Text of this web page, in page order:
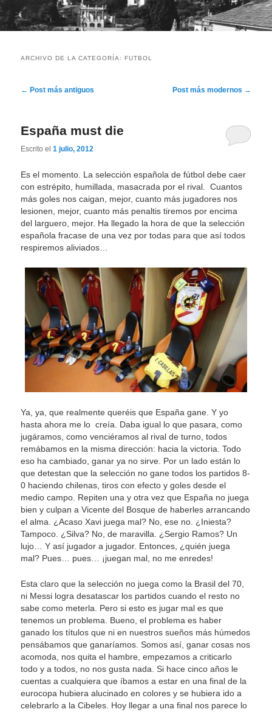
ARCHIVO DE LA CATEGORÍA: FUTBOL
Navegación
← Post más antiguos Post más modernos →
España must die
Escrito el1 julio, 2012
Es el momento. La selección española de fútbol debe caer
con estrépito, humillada, masacrada por el rival. Cuantos
más goles nos caigan, mejor, cuanto más jugadores nos
lesionen, mejor, cuanto más penaltis tiremos por encima
del larguero, mejor. Ha llegado la hora de que la selección
española fracase de una vez por todas para que así todos
respiremos aliviados…
Ya, ya, que realmente queréis que España gane. Y yo
hasta ahora me lo creía. Daba igual lo que pasara, como
jugáramos, como venciéramos al rival de turno, todos
remábamos en la misma dirección: hacia la victoria. Todo
eso ha cambiado, ganar ya no sirve. Por un lado están lo
que detestan que la selección no gane todos los partidos 8-
0 haciendo chilenas, tiros con efecto y goles desde el
medio campo. Repiten una y otra vez que España no juega
bien y culpan a Vicente del Bosque de haberles arrancando
el alma. ¿Acaso Xavi juega mal? No, ese no. ¿Iniesta?
Tampoco. ¿Silva? No, de maravilla. ¿Sergio Ramos? Un
lujo… Y así jugador a jugador. Entonces, ¿quién juega
mal? Pues… pues… ¡juegan mal, no me enredes!
Esta claro que la selección no juega como la Brasil del 70,
ni Messi logra desatascar los partidos cuando el resto no
sabe como meterla. Pero si esto es jugar mal es que
tenemos un problema. Bueno, el problema es haber
ganado los títulos que ni en nuestros sueños más húmedos
pensábamos que ganaríamos. Somos así, ganar cosas nos
acomoda, nos quita el hambre, empezamos a criticarlo
todo y a todos, no nos gusta nada. Si hace cinco años le
cuentas a cualquiera que íbamos a estar en una final de la
eurocopa hubiera alucinado en colores y se hubiera ido a
celebrarlo a la Cibeles. Hoy llegar a una final nos parece lo